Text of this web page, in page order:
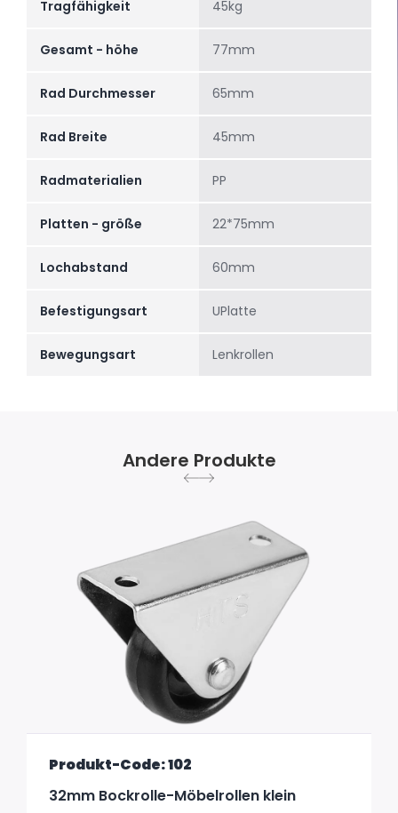
Tragfähigkeit 45kg
Gesamt - höhe 77mm
Rad Durchmesser 65mm
Rad Breite 45mm
Radmaterialien PP
Platten - größe 22*75mm
Lochabstand 60mm
Befestigungsart UPlatte
Bewegungsart Lenkrollen
Andere Produkte
Produkt-Code: 102
32mm Bockrolle-Möbelrollen klein